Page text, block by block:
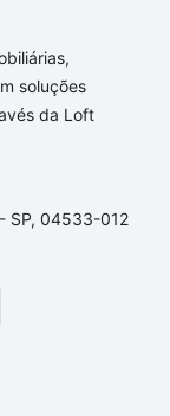
você, com
-
partir de R$ 0
imobiliário
envolvidos
portal
sonhos
até as
soluções
da Loft
SP, 04533-012